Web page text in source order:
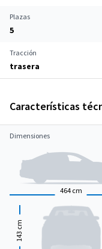
Plazas
5
Tracción
trasera
Características
Dimensiones
464 cm
143
cm